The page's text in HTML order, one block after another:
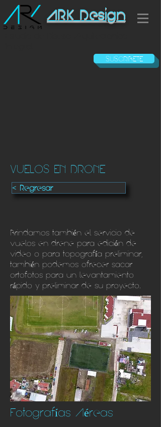
ARK Design
SUSCRIBETE
VUELOS EN DRONE
< Regresar
Brindamos también el servicio de
vuelos en drene para edición de
video o para topografía preliminar,
también podemos ofrecer sacar
ortofotos para un levantamiento
rápido y preliminar de su proyecto.
Fotografías Aéreas